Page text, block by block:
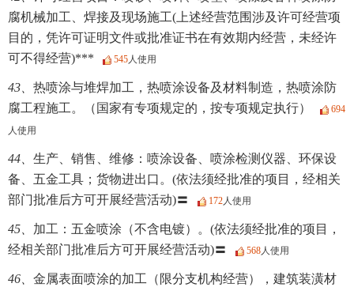
腐机械加工、焊接及现场施工(上述经营范围涉及许可经营项
目的，凭许可证明文件或批准证书在有效期内经营，未经许
可不得经营)***
545人使用
43、 热喷涂与堆焊加工，热喷涂设备及材料制造，热喷涂防
腐工程施工。（国家有专项规定的，按专项规定执行）
694
人使用
44、 生产、销售、维修：喷涂设备、喷涂检测仪器、环保设
备、五金工具；货物进出口。(依法须经批准的项目，经相关
部门批准后方可开展经营活动)〓
172人使用
45、 加工：五金喷涂（不含电镀）。(依法须经批准的项目，
经相关部门批准后方可开展经营活动)〓
568人使用
46、 金属表面喷涂的加工（限分支机构经营），建筑装潢材